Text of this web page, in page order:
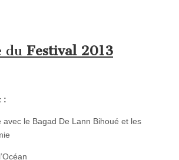
du Festival 2013
:
avec le Bagad De Lann Bihoué et les